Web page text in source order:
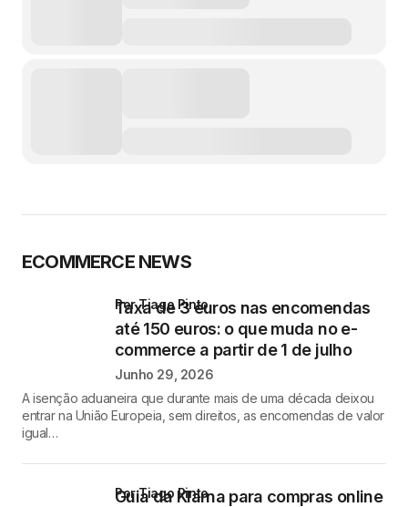
ECOMMERCE NEWS
Taxa de 3 euros nas encomendas
até 150 euros: o que muda no e-
commerce a partir de 1 de julho
por Tiago Pinto
Junho 29, 2026
A isenção aduaneira que durante mais de uma década deixou
entrar na União Europeia, sem direitos, as encomendas de valor
igual…
Guia da Klarna para compras online
por Tiago Pinto